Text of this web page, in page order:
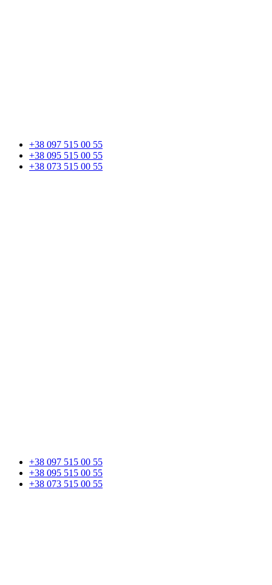
+38 097 515 00 55
+38 095 515 00 55
+38 073 515 00 55
+38 097 515 00 55
+38 095 515 00 55
+38 073 515 00 55